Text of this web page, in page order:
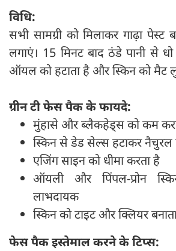
विधि:
सभी सामग्री को मिलाकर गाढ़ा
लगाएं। 15 मिनट बाद ठंडे पानी से
ऑयल को हटाता है और स्किन को मैट
ग्रीन टी फेस पैक के फायदे:
मुंहासे और ब्लैकहेड्स को कम
स्किन से डेड सेल्स हटाकर नैचुरल
एजिंग साइन को धीमा करता है
ऑयली और पिंपल-प्रोन
लाभदायक
स्किन को टाइट और क्लियर
फेस पैक इस्तेमाल करने के टिप्स: